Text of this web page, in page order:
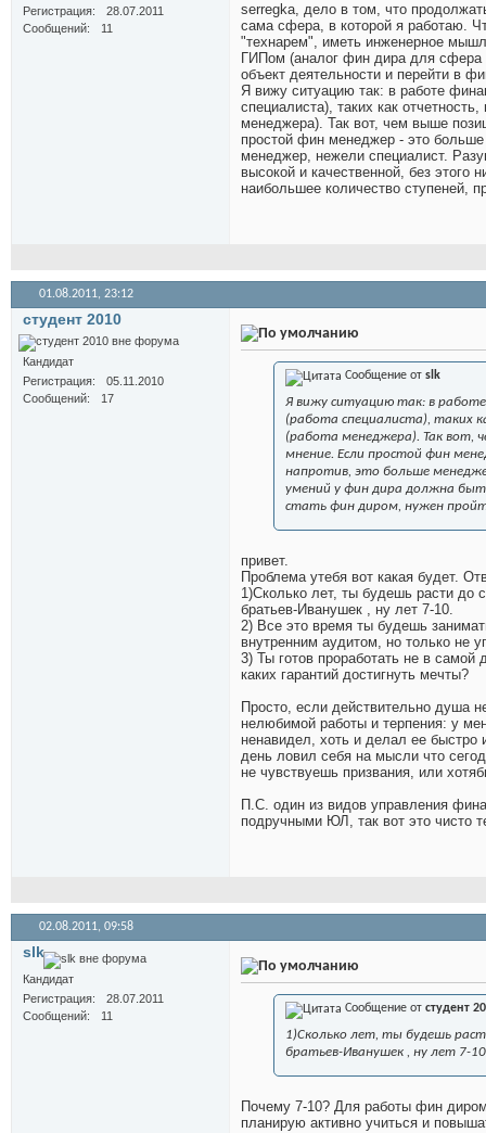
Регистрация
28.07.2011
Сообщений
11
serregka, дело в том, что
сама сфера, в которой я работаю.
"технарем", иметь инженерное
ГИПом (аналог фин дира для сфера
объект деятельности и перейти в
Я вижу ситуацию так: в работе
специалиста), таких как
менеджера). Так вот, чем выше
простой фин менеджер - это
менеджер, нежели специалист.
высокой и качественной, без
наибольшее количество ступеней,
01.08.2011, 23:12
студент 2010
Кандидат
Регистрация
05.11.2010
Сообщений
17
Сообщение от slk
Я вижу ситуацию так: в работе
(работа специалиста), таких
(работа менеджера). Так вот,
мнение. Если простой фин
напротив, это больше
умений у фин дира должна
стать фин диром, нужен
привет.
Проблема утебя вот какая будет.
1)Сколько лет, ты будешь расти до
братьев-Иванушек , ну лет 7-10.
2) Все это время ты будешь
внутренним аудитом, но только не
3) Ты готов проработать не в
каких гарантий достигнуть мечты?
Просто, если действительно душа
нелюбимой работы и терпения: у
ненавидел, хоть и делал ее быстро
день ловил себя на мысли что
не чувствуешь призвания, или
П.С. один из видов управления
подручными ЮЛ, так вот это чисто
02.08.2011, 09:58
slk
Кандидат
Регистрация
28.07.2011
Сообщений
11
Сообщение от студент
1)Сколько лет, ты будешь
братьев-Иванушек , ну лет 7-
Почему 7-10? Для работы фин
планирую активно учиться и